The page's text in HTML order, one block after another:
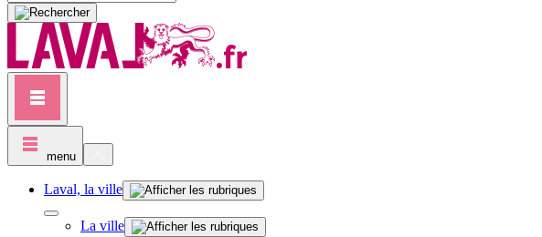
menu
Laval, la ville
La ville